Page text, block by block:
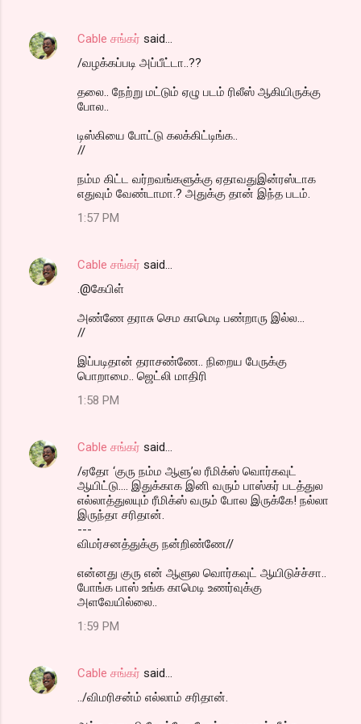
Cable சங்கர் said…
/வழக்கப்படி அப்பீட்டா..??
தலை.. நேற்று மட்டும் ஏழு படம் ரிலீஸ் ஆகியிருக்கு
போல..
டிஸ்கியை போட்டு கலக்கிட்டிங்க..
//
நம்ம கிட்ட வர்றவங்களுக்கு ஏதாவதுஇன்ரஸ்டாக
எதுவும் வேண்டாமா.? அதுக்கு தான் இந்த படம்.
1:57 PM
Cable சங்கர் said…
.@கேபிள்
அண்ணே தராசு செம காமெடி பண்றாரு இல்ல...
//
இப்படிதான் தராசண்ணே.. நிறைய பேருக்கு
பொறாமை.. ஜெட்லி மாதிரி
1:58 PM
Cable சங்கர் said…
/ஏதோ ‘குரு நம்ம ஆளு’ல ரீமிக்ஸ் வொர்கவுட்
ஆயிட்டு.... இதுக்காக இனி வரும் பாஸ்கர் படத்துல
எல்லாத்துலயும் ரீமிக்ஸ் வரும் போல இருக்கே! நல்லா
இருந்தா சரிதான்.
---
விமர்சனத்துக்கு நன்றிண்ணே//
என்னது குரு என் ஆளுல வொர்கவுட் ஆயிடுச்ச்சா..
போங்க பாஸ் உங்க காமெடி உணர்வுக்கு
அளவேயில்லை..
1:59 PM
Cable சங்கர் said…
../விமரிசன்ம் எல்லாம் சரிதான்.